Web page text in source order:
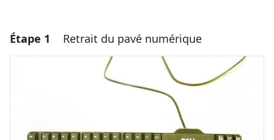
Étape 1 Retrait du pavé numérique